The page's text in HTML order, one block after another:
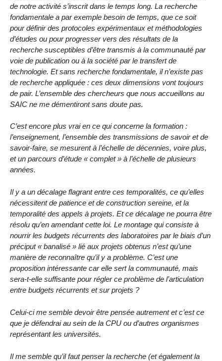
de notre activité s’inscrit dans le temps long. La recherche
fondamentale a par exemple besoin de temps, que ce soit
pour définir des protocoles expérimentaux et méthodologies
d’études ou pour progresser vers des résultats de la
recherche susceptibles d’être transmis à la communauté par
voie de publication ou à la société par le transfert de
technologie. Et sans recherche fondamentale, il n’existe pas
de recherche appliquée : ces deux dimensions vont toujours
de pair. L’ensemble des chercheurs que nous accueillons au
SAIC ne me démentiront sans doute pas.
C’est encore plus vrai en ce qui concerne la formation :
l’enseignement, l’ensemble des transmissions de savoir et de
savoir-faire, se mesurent à l’échelle de décennies, voire plus,
et un parcours d’étude « complet » à l’échelle de plusieurs
années.
Il y a un décalage flagrant entre ces temporalités, ce qu’elles
nécessitent de patience et de construction sereine, et la
temporalité des appels à projets. Et ce décalage ne pourra être
résolu qu’en amendant cette loi. Le montage qui consiste à
nourrir les budgets récurrents des laboratoires par le biais d’un
préciput « banalisé » lié aux projets obtenus n’est qu’une
manière de reconnaître qu’il y a problème. C’est une
proposition intéressante car elle sert la communauté, mais
sera-t-elle suffisante pour régler ce problème de l’articulation
entre budgets récurrents et sur projets ?
Celui-ci me semble devoir être pensée autrement et c’est ce
que je défendrai au sein de la CPU ou d’autres organismes
représentant les universités.
Il me semble qu’il faut penser la recherche (et également la